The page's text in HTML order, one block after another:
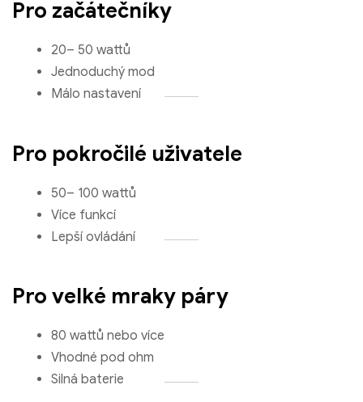
Pro začátečníky
20– 50 wattů
Jednoduchý mod
Málo nastavení
Pro pokročilé uživatele
50– 100 wattů
Více funkcí
Lepší ovládání
Pro velké mraky páry
80 wattů nebo více
Vhodné pod ohm
Silná baterie